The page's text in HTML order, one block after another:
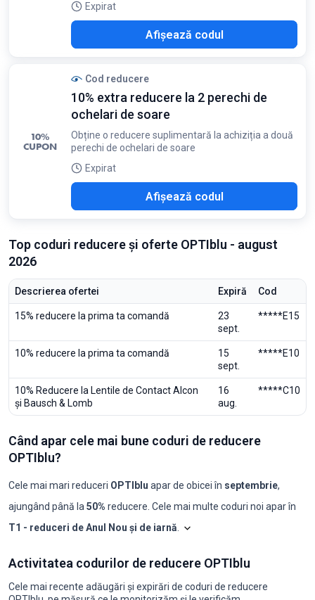
Expirat
Afișează codul
10%
CUPON
Cod reducere
10% extra reducere la 2 perechi de
ochelari de soare
Obține o reducere suplimentară la achiziția a două
perechi de ochelari de soare
Expirat
Afișează codul
Top coduri reducere și oferte OPTIblu - august
2026
Descrierea ofertei Expiră Cod
15% reducere la prima ta comandă
23
sept.
*****E15
10% reducere la prima ta comandă
15
sept.
*****E10
10% Reducere la Lentile de Contact Alcon
și Bausch & Lomb
16
aug.
*****C10
Când apar cele mai bune coduri de reducere
OPTIblu?
Cele mai mari reduceri OPTIblu apar de obicei în septembrie,
ajungând până la 50% reducere. Cele mai multe coduri noi apar în
T1 - reduceri de Anul Nou și de iarnă
Luna Coduri noiReducere maximăReducere minimă
2025-08 0
2025-093 50% 10% 1
Activitatea codurilor de reducere OPTIblu
Cele mai recente adăugări și expirări de coduri de reducere